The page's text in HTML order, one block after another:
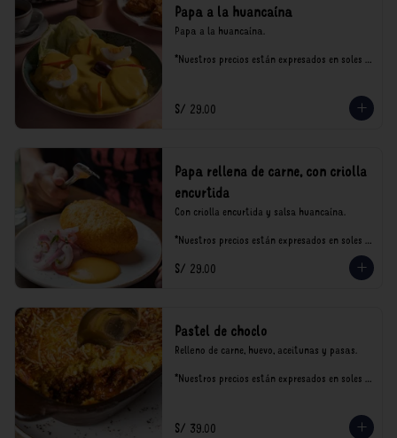
Papa a la huancaína
Papa a la huancaína.
*Nuestros precios están expresados en soles e
S/ 29.00
Papa rellena de carne, con criolla
encurtida
Con criolla encurtida y salsa huancaína.
*Nuestros precios están expresados en soles e
consumo.
S/ 29.00
Pastel de choclo
Relleno de carne, huevo, aceitunas y pasas.
*Nuestros precios están expresados en soles e
S/ 39.00